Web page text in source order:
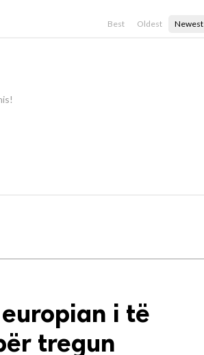
Best Oldest Newest
i të
tregun